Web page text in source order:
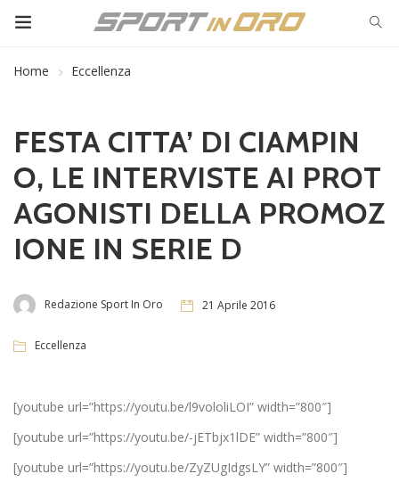
Home Eccellenza
FESTA CITTA’ DI CIAMPIN
O, LE INTERVISTE AI PROT
AGONISTI DELLA PROMOZ
IONE IN SERIE D
Redazione Sport In Oro 21 Aprile 2016
Eccellenza
[youtube url=”https://youtu.be/l9vololiLOI” width=”800″]
[youtube url=”https://youtu.be/-jETbjx1lDE” width=”800″]
[youtube url=”https://youtu.be/ZyZUgIdgsLY” width=”800″]